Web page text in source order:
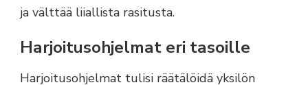
ja välttää liiallista rasitusta.
Harjoitusohjelmat eri tasoille
Harjoitusohjelmat tulisi räätälöidä yksilön